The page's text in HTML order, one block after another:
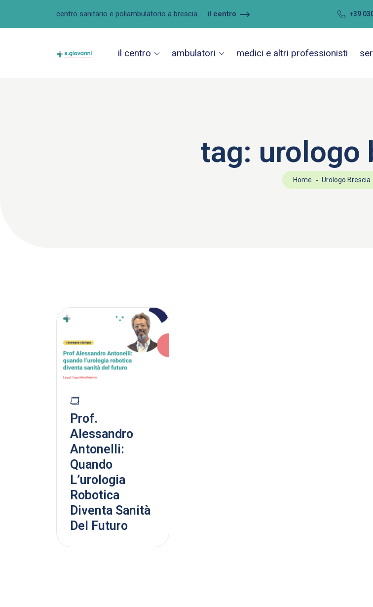
centro sanitario e poliambulatorio a brescia il centro +39
il centro ambulatori medici e altri professionisti
tag: urologo
Home Urologo Brescia
Prof.
Alessandro
Antonelli:
Quando
L’urologia
Robotica
Diventa Sanità
Del Futuro